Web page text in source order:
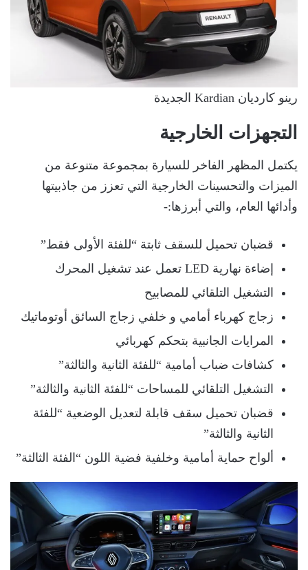
رينو كارديان Kardian الجديدة
التجهزات الخارجية
يكتمل المظهر الفاخر للسيارة بمجموعة متنوعة من
الميزات والتحسينات الخارجية التي تعزز من جاذبيتها
وأدائها العام، والتي أبرزها:-
قضبان تحميل للسقف ثابتة “للفئة الأولى فقط”
إضاءة نهارية LED تعمل عند تشغيل المحرك
التشغيل التلقائي للمصابيح
زجاج كهرباء أمامي و خلفي زجاج السائق أوتوماتيك
المرايات الجانبية بتحكم كهربائي
كشافات ضباب أمامية “للفئة الثانية والثالثة”
التشغيل التلقائي للمساحات “للفئة الثانية والثالثة”
قضبان تحميل سقف قابلة لتعديل الوضعية “للفئة
الثانية والثالثة”
ألواح حماية أمامية وخلفية فضية اللون “الفئة الثالثة”